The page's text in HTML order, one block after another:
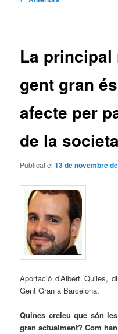
La principal
gent gran
afecte per
de la
Publicat el13 de novembre
Aportació d’Albert Quiles,
Gent Gran a Barcelona.
Quines creieu que són
gran actualment? Com